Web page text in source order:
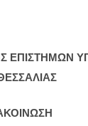
ΕΠΙΣΤΗΜΩΝ